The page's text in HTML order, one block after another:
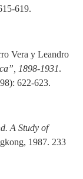
619.
Vera y Leandro
, 1898-1931.
622-623.
A Study of
1987. 233